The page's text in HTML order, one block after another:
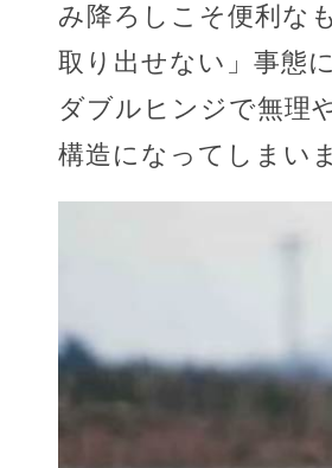
み降ろしこそ便利な
取り出せない」事態
ダブルヒンジで無理
構造になってしまい